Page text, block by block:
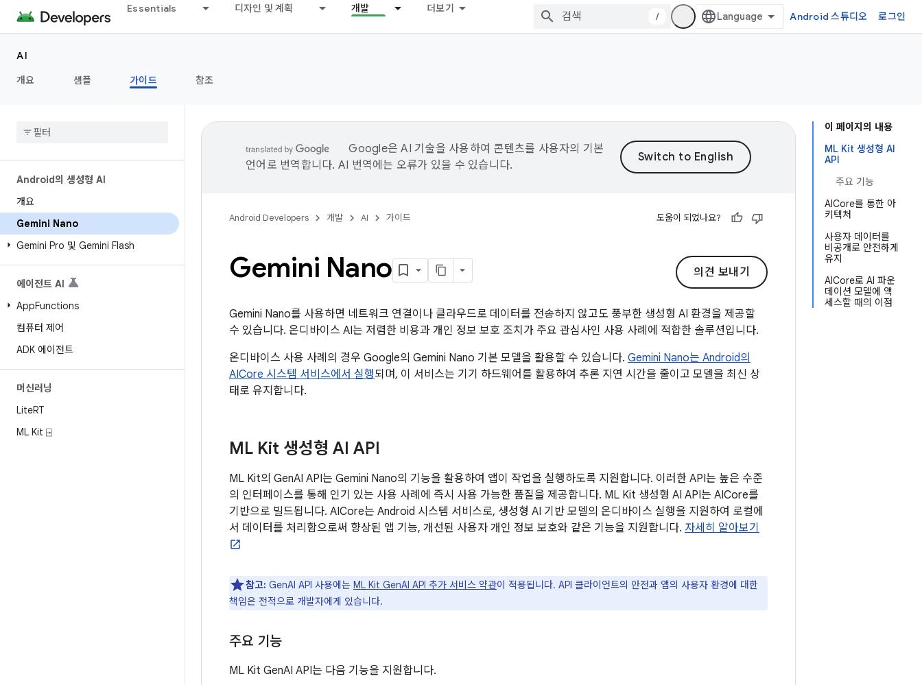
Essentials 디자인 및 계획 개발 더보기
/ Android 스튜디오 로그인
AI
개요
샘플 가이드 참조
Android의 생성형 AI
개요
Gemini Nano
Gemini Pro 및 Gemini Flash
에이전트 AI
AppFunctions
컴퓨터 제어
ADK 에이전트
머신러닝
LiteRT
ML Kit ⍈
이 페이지의 내용
ML Kit 생성형 AI
API
주요 기능
AICore를 통한 아
키텍처
사용자 데이터를
비공개로 안전하게
유지
AICore로 AI 파운
데이션 모델에 액
세스할 때의 이점
Google은 AI 기술을 사용하여 콘텐츠를 사용자의 기본
언어로 번역합니다. AI 번역에는 오류가 있을 수 있습니다.
Android Developers 개발 AI 가이드 도움이 되었나요?
의견 보내기
Gemini Nano
Gemini Nano를 사용하면 네트워크 연결이나 클라우드로 데이터를 전송하지 않고도 풍부한 생성형 AI 환경을 제공할
수 있습니다. 온디바이스 AI는 저렴한 비용과 개인 정보 보호 조치가 주요 관심사인 사용 사례에 적합한 솔루션입니다.
온디바이스 사용 사례의 경우 Google의 Gemini Nano 기본 모델을 활용할 수 있습니다. Gemini Nano는 Android의
AICore 시스템 서비스에서 실행되며, 이 서비스는 기기 하드웨어를 활용하여 추론 지연 시간을 줄이고 모델을 최신 상
태로 유지합니다.
ML Kit 생성형 AI API
ML Kit의 GenAI API는 Gemini Nano의 기능을 활용하여 앱이 작업을 실행하도록 지원합니다. 이러한 API는 높은 수준
의 인터페이스를 통해 인기 있는 사용 사례에 즉시 사용 가능한 품질을 제공합니다. ML Kit 생성형 AI API는 AICore를
기반으로 빌드됩니다. AICore는 Android 시스템 서비스로, 생성형 AI 기반 모델의 온디바이스 실행을 지원하여 로컬에
서 데이터를 처리함으로써 향상된 앱 기능, 개선된 사용자 개인 정보 보호와 같은 기능을 지원합니다. 자세히 알아보기
참고: GenAI API 사용에는 ML Kit GenAI API 추가 서비스 약관이 적용됩니다. API 클라이언트의 안전과 앱의 사용자 환경에 대한
책임은 전적으로 개발자에게 있습니다.
주요 기능
ML Kit GenAI API는 다음 기능을 지원합니다.